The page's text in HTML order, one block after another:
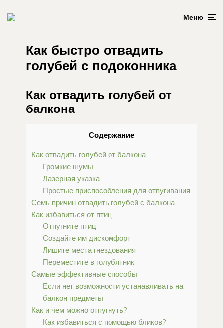
Меню
Как быстро отвадить
голубей с подоконника
Как отвадить голубей от
балкона
Содержание
Как отвадить голубей от балкона
Громкие шумы
Лазерная указка
Простые приспособления для отпугивания
Семь причин отвадить голубей с балкона
Как избавиться от птиц
Отпугните птиц
Создайте им дискомфорт
Лишите места гнездования
Переместите в голубятник
Самые эффективные способы
Если нет возможности устанавливать на
балкон предметы
Как и чем можно отпугнуть?
Как избавиться с помощью бликов?